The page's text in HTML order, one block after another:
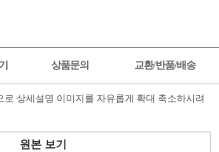
상품문의 교환/반품/배송
상세설명 이미지를 자유롭게 확대 축소하시려
원본 보기